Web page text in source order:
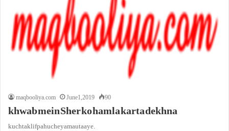
maqbooliya.com June 1, 2019 90
khwab mein Sher ko hamla karta dekhna
kuch taklif pahuche ya maut aaye.